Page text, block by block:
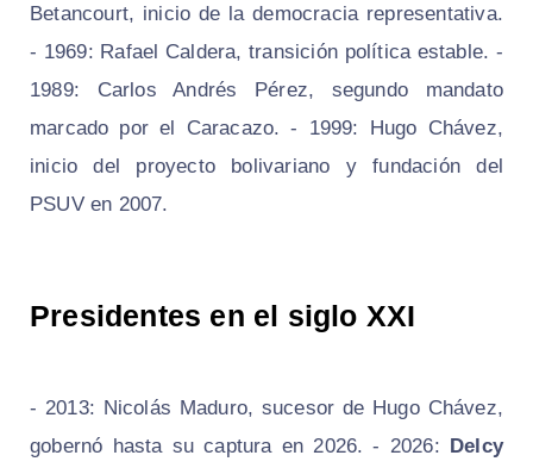
Betancourt, inicio de la democracia representativa.
- 1969: Rafael Caldera, transición política estable. -
1989: Carlos Andrés Pérez, segundo mandato
marcado por el Caracazo. - 1999: Hugo Chávez,
inicio del proyecto bolivariano y fundación del
PSUV en 2007.
Presidentes en el siglo XXI
- 2013: Nicolás Maduro, sucesor de Hugo Chávez,
gobernó hasta su captura en 2026. - 2026: Delcy